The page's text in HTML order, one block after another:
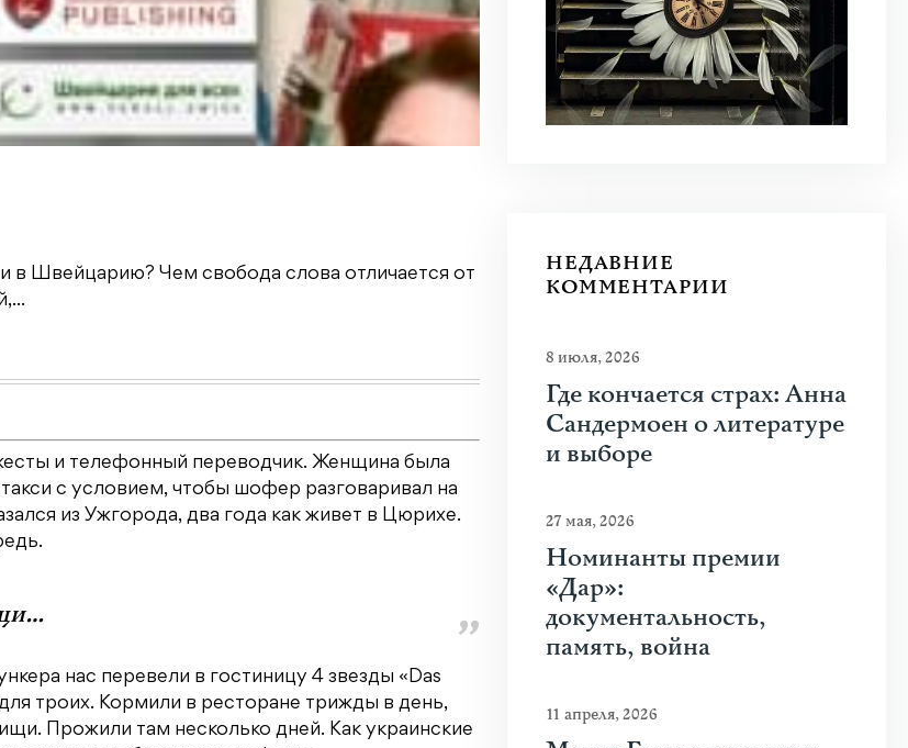
в Швейцарию? Чем свобода слова отличается от
Что привлекает человека к оружию?
Узнать больше
и телефонный переводчик. Женщина была
с условием, чтобы шофер разговаривал на
из Ужгорода, два года как живет в Цюрихе.
нас перевели в гостиницу 4 звезды «Das
троих. Кормили в ресторане трижды в день,
Прожили там несколько дней. Как украинские
НЕДАВНИЕ
КОММЕНТАРИИ
8 июля, 2026
Где кончается страх: Анна
Сандермоен о литературе
и выборе
27 мая, 2026
Номинанты премии
«Дар»:
документальность,
память, война
11 апреля, 2026